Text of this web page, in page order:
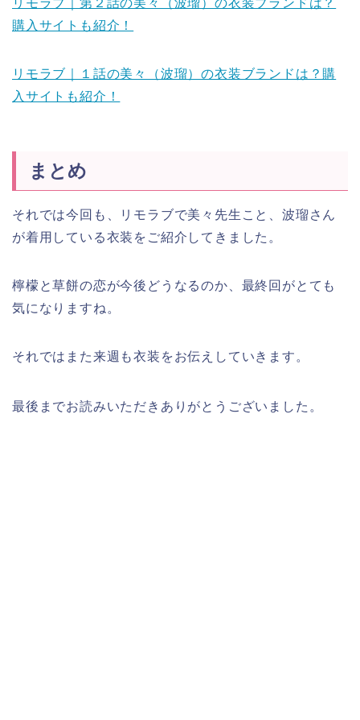
購入サイトも紹介！
リモラブ｜１話の美々（波瑠）の衣装ブランドは？購
入サイトも紹介！
まとめ
それでは今回も、リモラブで美々先生こと、波瑠さん
が着用している衣装をご紹介してきました。
檸檬と草餅の恋が今後どうなるのか、最終回がとても
気になりますね。
それではまた来週も衣装をお伝えしていきます。
最後までお読みいただきありがとうございました。